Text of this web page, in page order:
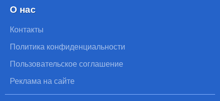
О нас
Контакты
Политика конфиденциальности
Пользовательское соглашение
Реклама на сайте